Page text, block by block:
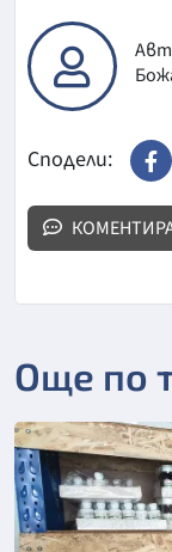
Сподели:
Още по